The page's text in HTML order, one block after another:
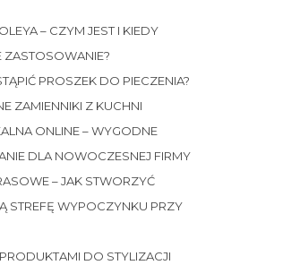
– CZYM JEST I KIEDY
ZASTOSOWANIE?
PROSZEK DO PIECZENIA?
ZAMIENNIKI Z KUCHNI
ONLINE – WYGODNE
DLA NOWOCZESNEJ FIRMY
– JAK STWORZYĆ
STREFĘ WYPOCZYNKU PRZY
DO STYLIZACJI